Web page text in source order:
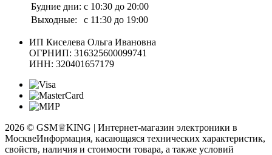
Будние дни: с 10:30 до 20:00
Выходные:
с 11:30 до 19:00
ИП Киселева Ольга Ивановна
ОГРНИП: 316325600099741
ИНН: 320401657179
2026 © GSM♕KING | Интернет-магазин электроники в
МосквеИнформация, касающаяся технических характеристик,
свойств, наличия и стоимости товара, а также условий